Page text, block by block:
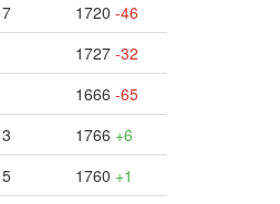
7 1720 -46
1727 -32
1666 -65
3 1766 +6
5 1760 +1